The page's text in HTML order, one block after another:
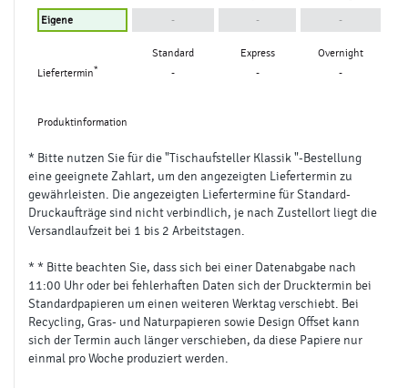
- - -
Standard Express
Overnight
Liefertermin* - - -
Produktinformation
* Bitte nutzen Sie für die "Tischaufsteller Klassik "-Bestellung
eine geeignete Zahlart, um den angezeigten Liefertermin zu
gewährleisten. Die angezeigten Liefertermine für Standard-
Druckaufträge sind nicht verbindlich, je nach Zustellort liegt die
Versandlaufzeit bei 1 bis 2 Arbeitstagen.
* * Bitte beachten Sie, dass sich bei einer Datenabgabe nach
11:00 Uhr oder bei fehlerhaften Daten sich der Drucktermin bei
Standardpapieren um einen weiteren Werktag verschiebt. Bei
Recycling, Gras- und Naturpapieren sowie Design Offset kann
sich der Termin auch länger verschieben, da diese Papiere nur
einmal pro Woche produziert werden.